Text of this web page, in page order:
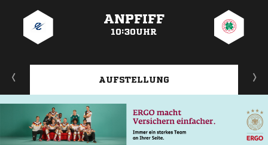
ANPFIFF
10:30UHR
AUFSTELLUNG